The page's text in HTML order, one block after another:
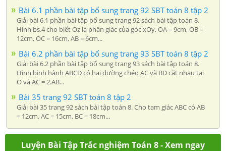
Bài 6.1 phần bài tập bổ sung trang 92 SBT toán 8 tập 2
Giải bài 6.1 phần bài tập bổ sung trang 92 sách bài tập toán 8.
Hình bs.4 cho biết Oz là phân giác của góc xOy, OA = 9cm, OB =
12cm, OC = 16cm, AB = 6cm...
Bài 6.2 phần bài tập bổ sung trang 93 SBT toán 8 tập 2
Giải bài 6.2 phần bài tập bổ sung trang 93 sách bài tập toán 8.
Hình bình hành ABCD có hai đường chéo AC và BD cắt nhau tại
O và AC = 2.AB...
Bài 35 trang 92 SBT toán 8 tập 2
Giải bài 35 trang 92 sách bài tập toán 8. Cho tam giác ABC có AB
= 12cm, AC = 15cm, BC = 18cm...
Luyện Bài Tập Trắc nghiệm Toán 8 - Xem ngay